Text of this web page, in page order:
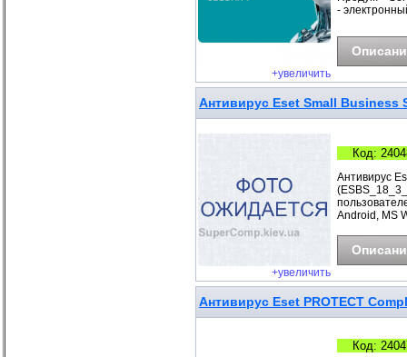
+увеличить
-
Антивирус Eset Small Business
+увеличить
Код:
Антивирус
Android, MS
Антивирус Eset PROTECT
Код: